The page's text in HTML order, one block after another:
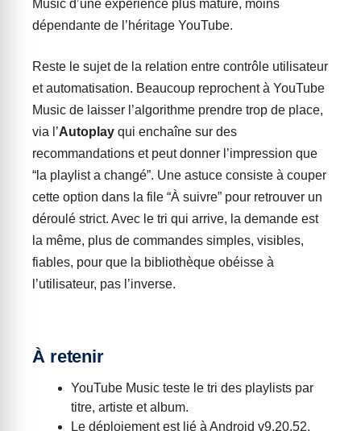
Music d’une expérience plus mature, moins
dépendante de l’héritage YouTube.
Reste le sujet de la relation entre contrôle utilisateur
et automatisation. Beaucoup reprochent à YouTube
Music de laisser l’algorithme prendre trop de place,
via l’Autoplay qui enchaîne sur des
recommandations et peut donner l’impression que
“la playlist a changé”. Une astuce consiste à couper
cette option dans la file “À suivre” pour retrouver un
déroulé strict. Avec le tri qui arrive, la demande est
la même, plus de commandes simples, visibles,
fiables, pour que la bibliothèque obéisse à
l’utilisateur, pas l’inverse.
À retenir
YouTube Music teste le tri des playlists par
titre, artiste et album.
Le déploiement est lié à Android v9.20.52,